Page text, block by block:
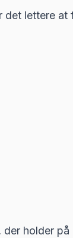
lettere
holder på